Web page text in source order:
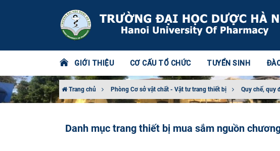
GIỚI THIỆU CƠ CẤU TỔ CHỨC TUYỂN SINH
Trang chủ Phòng Cơ sở vật chất - Vật tư trang thiết bị Quy chế, quy
Danh mục trang thiết bị mua sắm nguồn